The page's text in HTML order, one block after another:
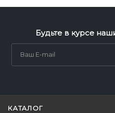
Будьте в курсе
КАТАЛОГ